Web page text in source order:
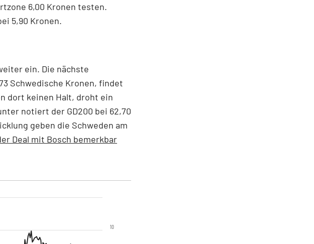
6,00 Kronen testen.
5,90 Kronen.
ein. Die nächste
Schwedische Kronen, findet
dort keinen Halt, droht ein
notiert der GD200 bei 62,70
geben die Schweden am
Deal mit Bosch bemerkbar
10